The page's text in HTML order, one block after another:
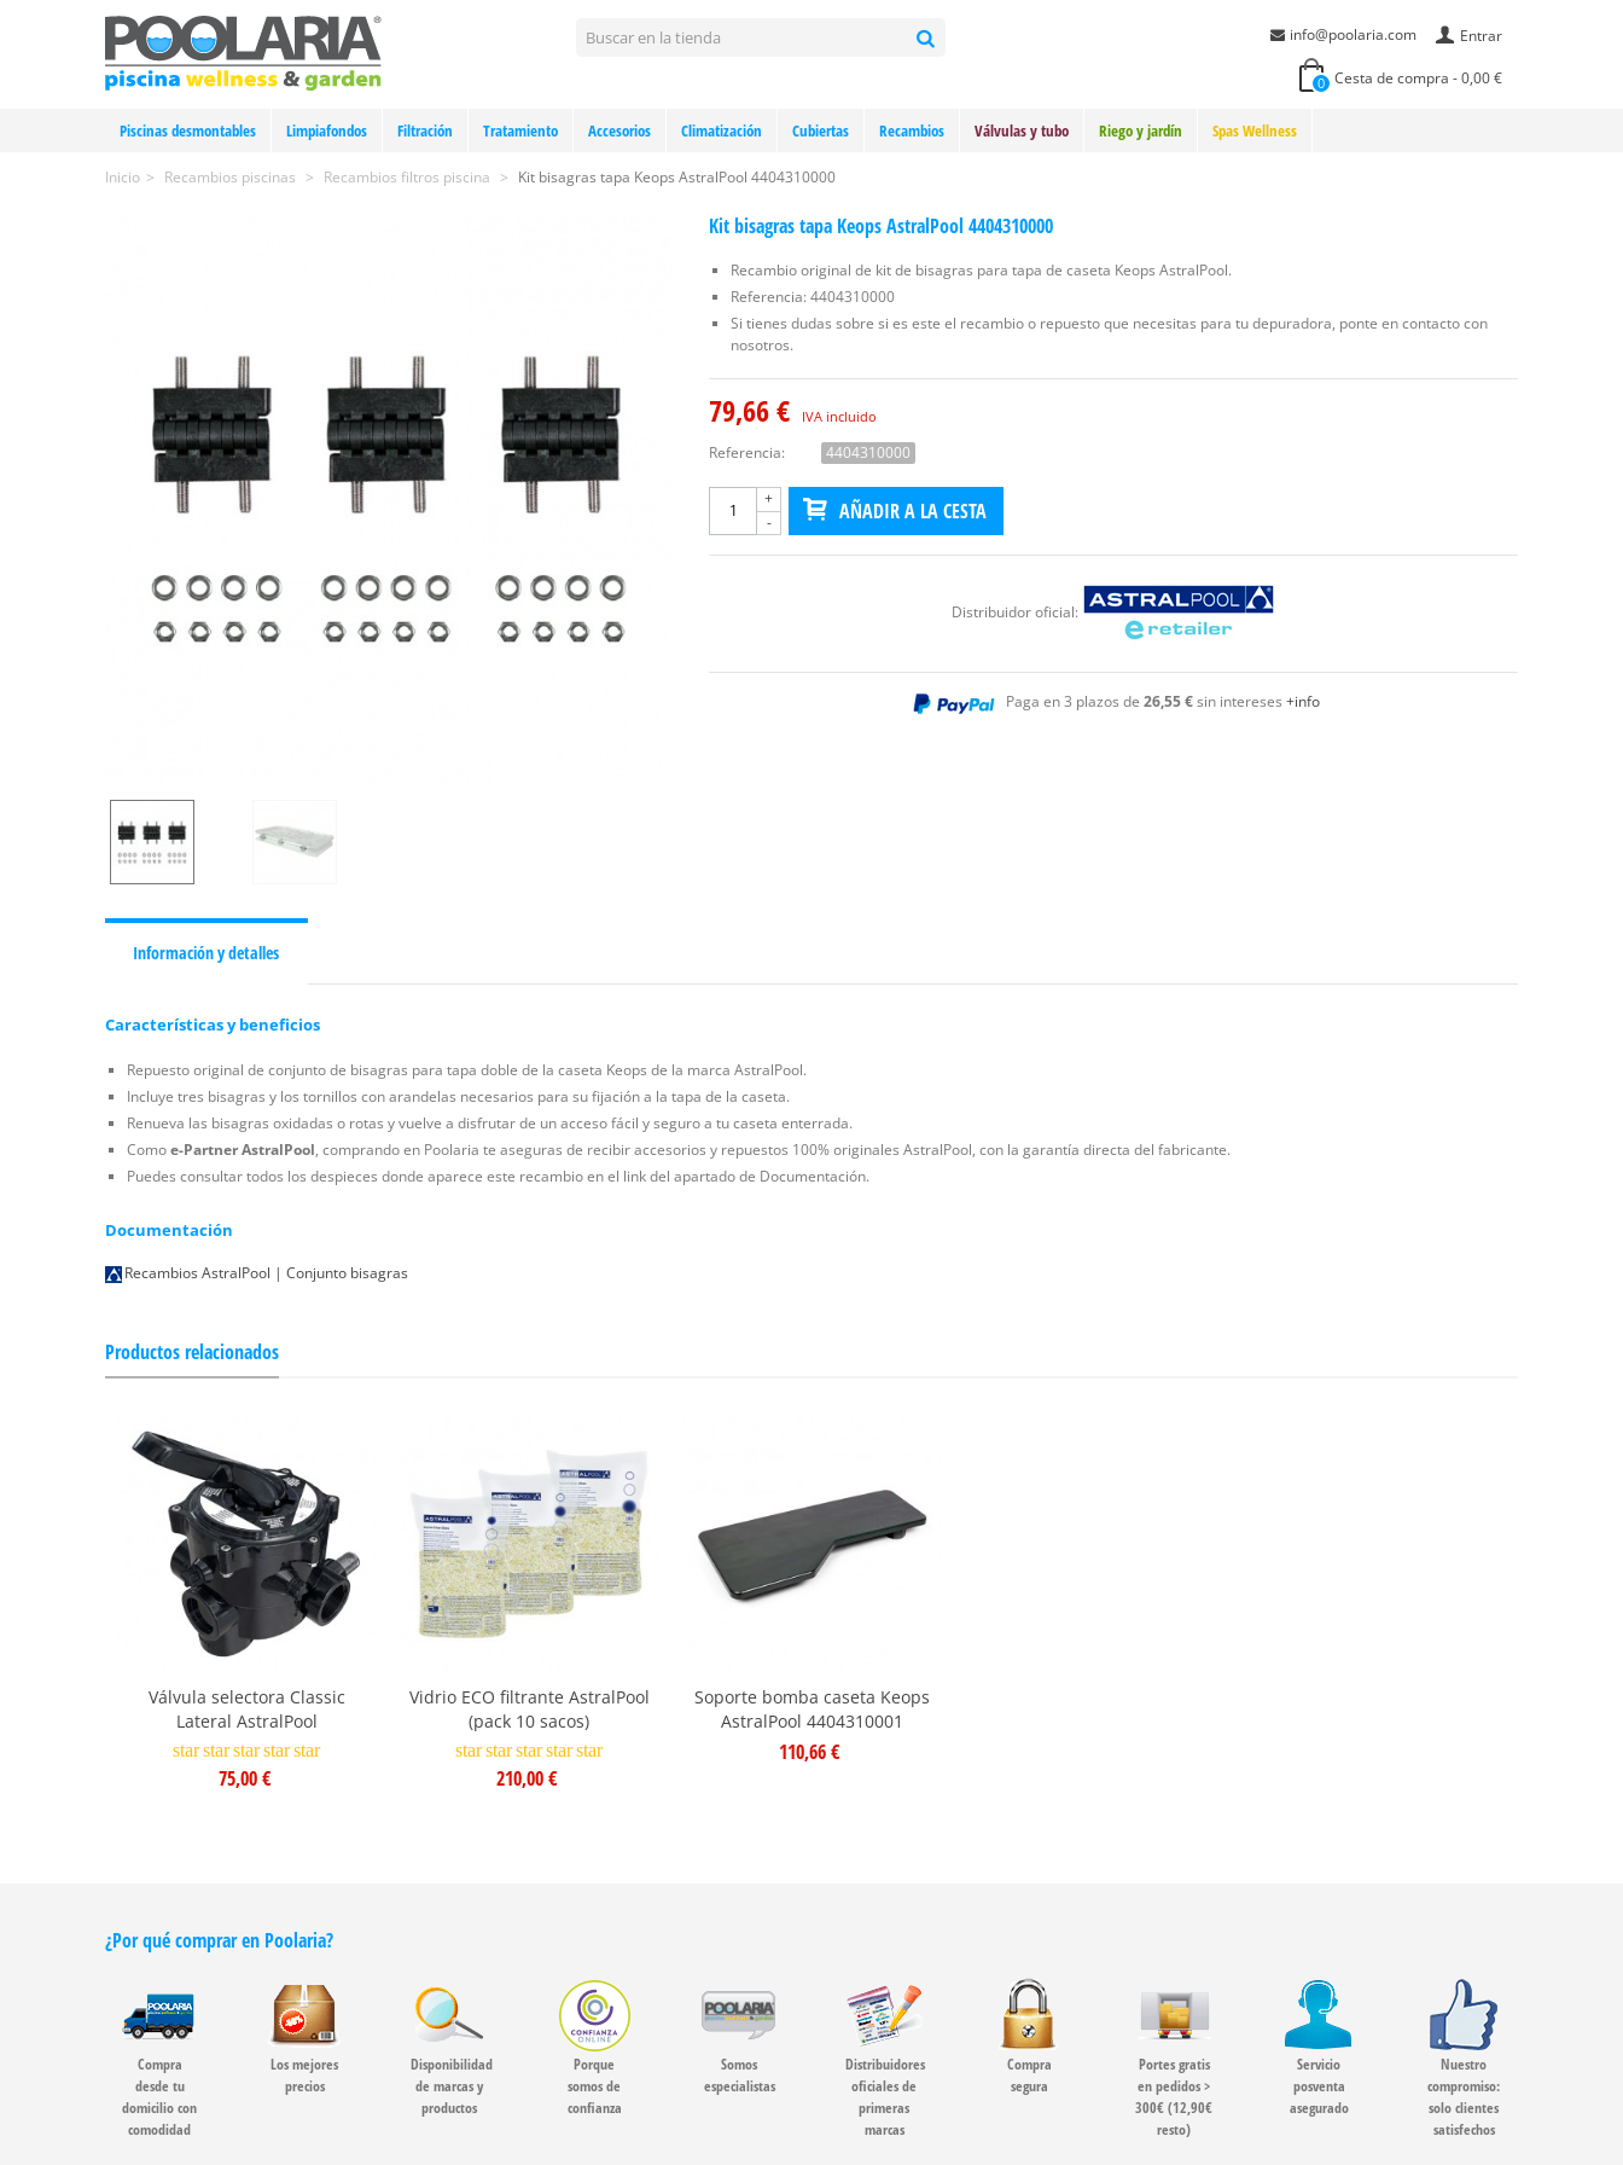
Entrar
info@poolaria.com
0 Cesta de compra -0,00 €
Piscinas desmontables Limpiafondos Filtración Tratamiento Accesorios Climatización Cubiertas Recambios Válvulas y tubo Riego y jardín Spas Wellness
Inicio > Recambios piscinas > Recambios filtros piscina > Kit bisagras tapa Keops AstralPool 4404310000
Kit bisagras tapa Keops AstralPool 4404310000
Recambio original de kit de bisagras para tapa de caseta Keops AstralPool.
Referencia: 4404310000
Si tienes dudas sobre si es este el recambio o repuesto que necesitas para tu depuradora, ponte en contacto con
nosotros.
79,66 € IVA incluido
Referencia: 4404310000
-
+ AÑADIR A LA CESTA
Distribuidor oficial:
Paga en 3 plazos de26,55 €sin intereses+info
Información y detalles
Características y beneficios
Repuesto original de conjunto de bisagras para tapa doble de la caseta Keops de la marca AstralPool.
Incluye tres bisagras y los tornillos con arandelas necesarios para su fijación a la tapa de la caseta.
Renueva las bisagras oxidadas o rotas y vuelve a disfrutar de un acceso fácil y seguro a tu caseta enterrada.
Comoe-Partner AstralPool, comprando en Poolaria te aseguras de recibir accesorios y repuestos 100% originales AstralPool, con la garantía directa del fabricante.
Puedes consultar todos los despieces donde aparece este recambio en el link del apartado de Documentación.
Documentación
Recambios AstralPool | Conjunto bisagras
Productos relacionados
Válvula selectora Classic
Lateral AstralPool
starstarstarstarstar
75,00 €
Vidrio ECO filtrante AstralPool
(pack 10 sacos)
starstarstarstarstar
210,00 €
Soporte bomba caseta Keops
AstralPool 4404310001
110,66 €
¿Por qué comprar en Poolaria?
Compra
desde tu
domicilio con
comodidad
Los mejores
precios
Disponibilidad
de marcas y
productos
Porque
somos de
confianza
Somos
especialistas
Distribuidores
oficiales de
primeras
marcas
Compra
segura
Portes gratis
en pedidos >
300€ (12,90€
resto)
Servicio
posventa
asegurado
Nuestro
compromiso:
solo clientes
satisfechos